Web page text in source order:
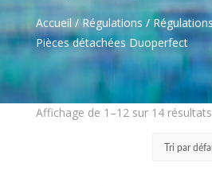
Accueil /Régulations /
Pièces détachées Duoperfect
Affichage de 1–12 sur 14 résultats